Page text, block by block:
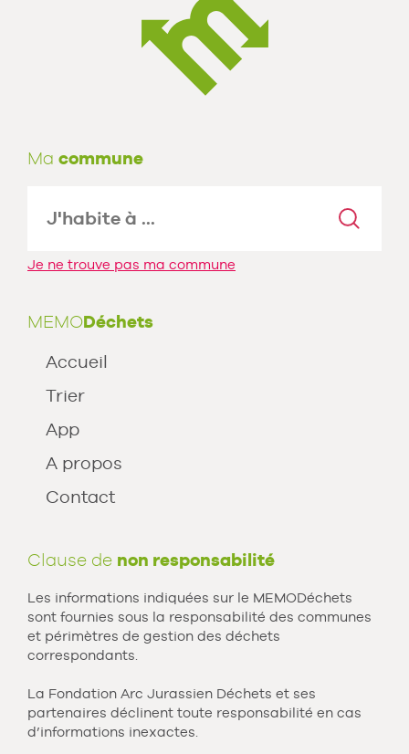
Ma commune
Je ne trouve pas ma commune
MEMODéchets
Accueil
Trier
App
A propos
Contact
Clause de non responsabilité
Les informations indiquées sur le MEMODéchets
sont fournies sous la responsabilité des communes
et périmètres de gestion des déchets
correspondants.
La Fondation Arc Jurassien Déchets et ses
partenaires déclinent toute responsabilité en cas
d’informations inexactes.